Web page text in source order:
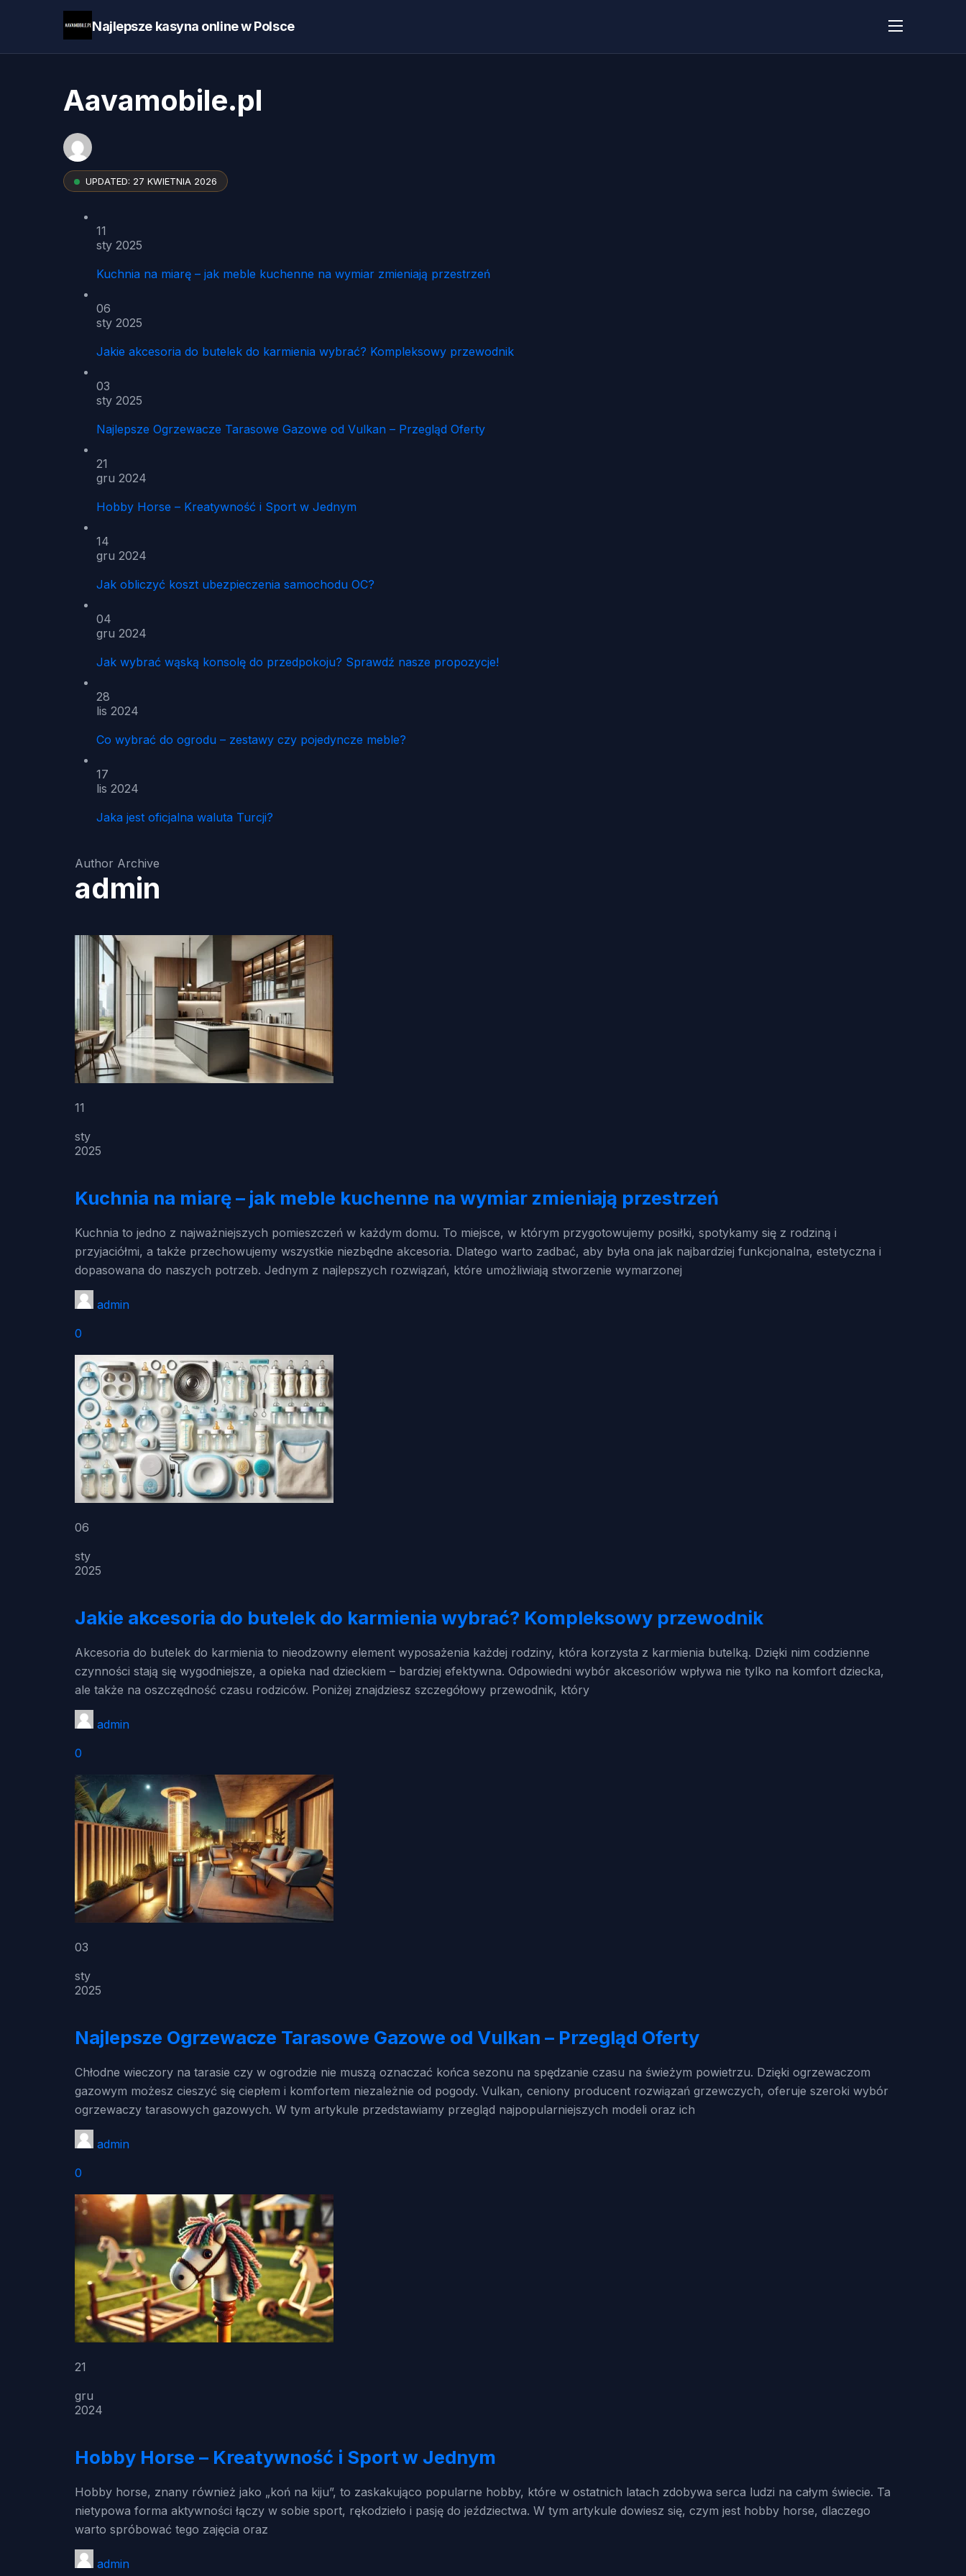
Najlepsze kasyna online w Polsce
Aavamobile.pl
UPDATED: 27 KWIETNIA 2026
11
sty 2025
Kuchnia na miarę – jak meble kuchenne na wymiar zmieniają przestrzeń
06
sty 2025
Jakie akcesoria do butelek do karmienia wybrać? Kompleksowy przewodnik
03
sty 2025
Najlepsze Ogrzewacze Tarasowe Gazowe od Vulkan – Przegląd Oferty
21
gru 2024
Hobby Horse – Kreatywność i Sport w Jednym
14
gru 2024
Jak obliczyć koszt ubezpieczenia samochodu OC?
04
gru 2024
Jak wybrać wąską konsolę do przedpokoju? Sprawdź nasze propozycje!
28
lis 2024
Co wybrać do ogrodu – zestawy czy pojedyncze meble?
17
lis 2024
Jaka jest oficjalna waluta Turcji?
Author Archive
admin
11
sty
2025
Kuchnia na miarę – jak meble kuchenne na wymiar zmieniają przestrzeń
Kuchnia to jedno z najważniejszych pomieszczeń w każdym domu. To miejsce, w którym przygotowujemy posiłki, spotykamy się z rodziną i
przyjaciółmi, a także przechowujemy wszystkie niezbędne akcesoria. Dlatego warto zadbać, aby była ona jak najbardziej funkcjonalna, estetyczna i
dopasowana do naszych potrzeb. Jednym z najlepszych rozwiązań, które umożliwiają stworzenie wymarzonej
admin
0
06
sty
2025
Jakie akcesoria do butelek do karmienia wybrać? Kompleksowy przewodnik
Akcesoria do butelek do karmienia to nieodzowny element wyposażenia każdej rodziny, która korzysta z karmienia butelką. Dzięki nim codzienne
czynności stają się wygodniejsze, a opieka nad dzieckiem – bardziej efektywna. Odpowiedni wybór akcesoriów wpływa nie tylko na komfort dziecka,
ale także na oszczędność czasu rodziców. Poniżej znajdziesz szczegółowy przewodnik, który
admin
0
03
sty
2025
Najlepsze Ogrzewacze Tarasowe Gazowe od Vulkan – Przegląd Oferty
Chłodne wieczory na tarasie czy w ogrodzie nie muszą oznaczać końca sezonu na spędzanie czasu na świeżym powietrzu. Dzięki ogrzewaczom
gazowym możesz cieszyć się ciepłem i komfortem niezależnie od pogody. Vulkan, ceniony producent rozwiązań grzewczych, oferuje szeroki wybór
ogrzewaczy tarasowych gazowych. W tym artykule przedstawiamy przegląd najpopularniejszych modeli oraz ich
admin
0
21
gru
2024
Hobby Horse – Kreatywność i Sport w Jednym
Hobby horse, znany również jako „koń na kiju”, to zaskakująco popularne hobby, które w ostatnich latach zdobywa serca ludzi na całym świecie. Ta
nietypowa forma aktywności łączy w sobie sport, rękodzieło i pasję do jeździectwa. W tym artykule dowiesz się, czym jest hobby horse, dlaczego
warto spróbować tego zajęcia oraz
admin